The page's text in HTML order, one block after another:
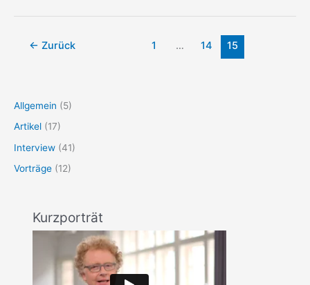
uns
← Zurück 1 … 14 15
Allgemein (5)
Artikel (17)
Interview (41)
Vorträge (12)
Kurzporträt